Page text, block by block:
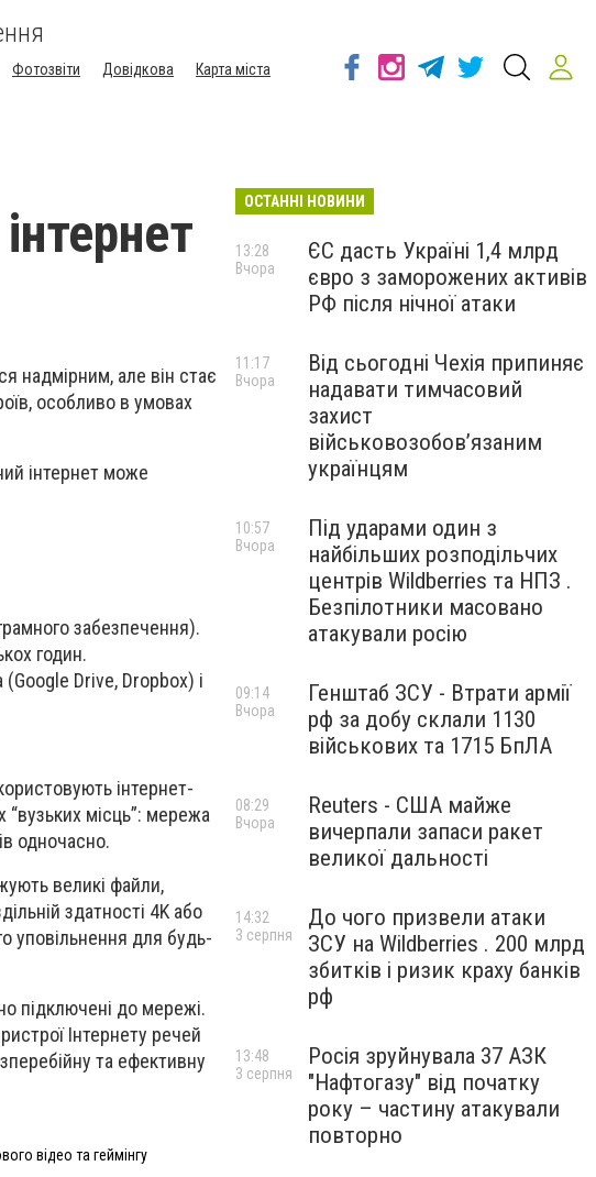
Фотозвіти Довідкова
Карта міста
надмірним, але він стає
особливо в умовах
інтернет може
забезпечення).
годин.
Drive, Dropbox) і
інтернет-
“вузьких місць”: мережа
одночасно.
великі файли,
здатності 4K або
уповільнення для будь-
підключені до мережі.
Інтернету речей
та ефективну
відео та геймінгу
ОСТАННІ НОВИНИ
ЄС дасть Україні 1,4 млрд
євро з заморожених активів
РФ після нічної атаки
13:28
Вчора
Від сьогодні Чехія припиняє
надавати тимчасовий
захист
військовозобов’язаним
українцям
11:17
Вчора
Під ударами один з
найбільших розподільчих
центрів Wildberries та НПЗ .
Безпілотники масовано
атакували росію
10:57
Вчора
Генштаб ЗСУ - Втрати армії
рф за добу склали 1130
військових та 1715 БпЛА
09:14
Вчора
Reuters - США майже
вичерпали запаси ракет
великої дальності
08:29
Вчора
До чого призвели атаки
ЗСУ на Wildberries . 200 млрд
збитків і ризик краху банків
рф
14:32
3 серпня
Росія зруйнувала 37 АЗК
"Нафтогазу" від початку
року – частину атакували
повторно
13:48
3 серпня